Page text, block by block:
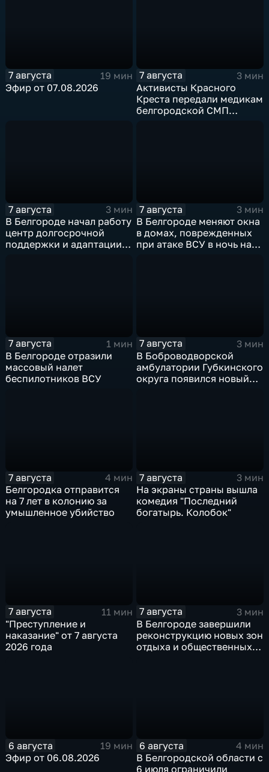
7 августа
19 мин
Эфир от 07.08.2026
7 августа
3 мин
Активисты Красного
Креста передали медикам
белгородской СМП
7 августа
3 мин
В Белгороде начал работу
центр долгосрочной
поддержки и адаптации
7 августа
3 мин
В Белгороде меняют окна
в домах, поврежденных
при атаке ВСУ в ночь на
7 августа
1 мин
В Белгороде отразили
массовый налет
беспилотников ВСУ
7 августа
3 мин
В Боброводворской
амбулатории Губкинского
округа появился новый
7 августа
4 мин
Белгородка отправится
на 7 лет в колонию за
умышленное убийство
7 августа
3 мин
На экраны страны вышла
комедия "Последний
богатырь. Колобок"
7 августа
11 мин
"Преступление и
наказание" от 7 августа
2026 года
7 августа
3 мин
В Белгороде завершили
реконструкцию новых зон
отдыха и общественных
6 августа
19 мин
Эфир от 06.08.2026
6 августа
4 мин
В Белгородской области с
6 июля ограничили